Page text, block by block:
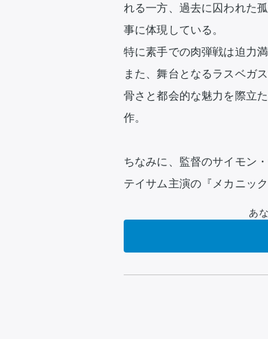
れる一方、過去に囚われた
事に体現している。
特に素手での肉弾戦は迫力
また、舞台となるラスベガ
骨さと都会的な魅力を際立
作。
ちなみに、監督のサイモン
テイサム主演の『メカニッ
あ